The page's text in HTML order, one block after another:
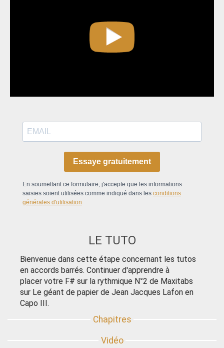
Essaye gratuitement
En soumettant ce formulaire, j'accepte que les informations
saisies soient utilisées comme indiqué dans les conditions
générales d'utilisation
LE TUTO
Bienvenue dans cette étape concernant les tutos
en accords barrés. Continuer d'apprendre à
placer votre F# sur la rythmique N°2 de Maxitabs
sur Le géant de papier de Jean Jacques Lafon en
Capo III.